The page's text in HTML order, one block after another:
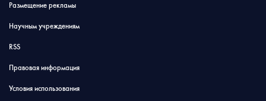
Размещение рекламы
Научным учреждениям
RSS
Правовая информация
Условия использования